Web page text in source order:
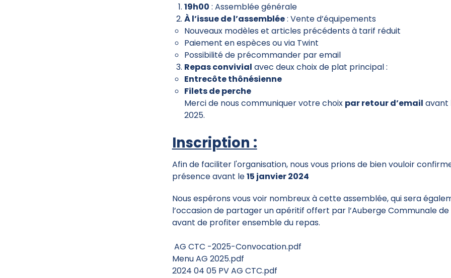
19h00 : Assemblée générale
À l’issue de l’assemblée: Vente d’équipements
Nouveaux modèles et articles précédents à tarif réduit
Paiement en espèces ou via Twint
Possibilité de précommander par email
Repas convivial avec deux choix de plat principal :
Entrecôte thônésienne
Filets de perche
Merci de nous communiquer votre choix par retour d’email avant
2025.
Inscription :
Afin de faciliter l'organisation, nous vous prions de bien vouloir
présence avant le15 janvier 2024
Nous espérons vous voir nombreux à cette assemblée, qui sera
l’occasion de partager un apéritif offert par l’Auberge Communale de
avant de profiter ensemble du repas.
AG CTC -2025-Convocation.pdf
Menu AG 2025.pdf
2024 04 05 PV AG CTC.pdf